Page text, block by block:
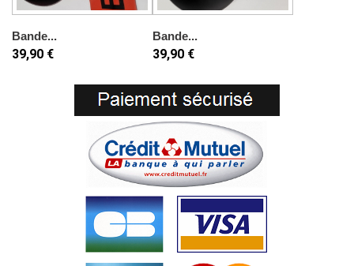
Bande...
39,90 €
Bande...
39,90 €